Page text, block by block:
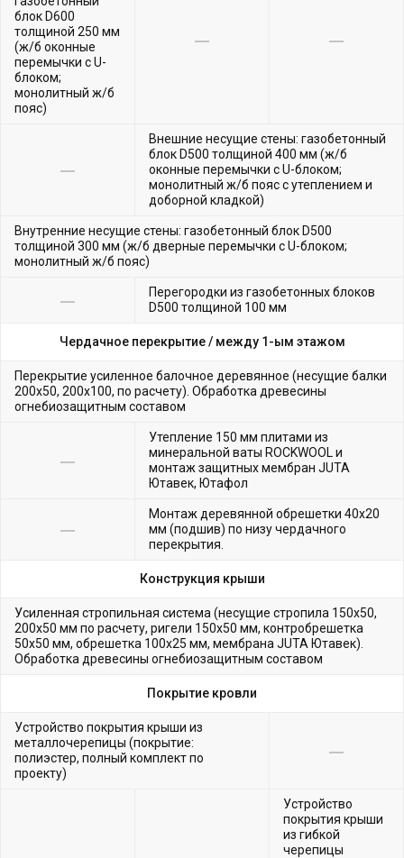
блок D600
толщиной 250 мм
(ж/б оконные
перемычки с U-
блоком;
монолитный ж/б
пояс)
Внешние несущие стены: газобетонный
блок D500 толщиной 400 мм (ж/б
оконные перемычки с U-блоком;
монолитный ж/б пояс с утеплением и
доборной кладкой)
Внутренние несущие стены: газобетонный блок D500
толщиной 300 мм (ж/б дверные перемычки с U-блоком;
монолитный ж/б пояс)
Перегородки из газобетонных блоков
D500 толщиной 100 мм
Чердачное перекрытие / между 1-ым этажом
Перекрытие усиленное балочное деревянное (несущие балки
200х50, 200х100, по расчету). Обработка древесины
огнебиозащитным составом
Утепление 150 мм плитами из
минеральной ваты ROCKWOOL и
монтаж защитных мембран JUTA
Ютавек, Ютафол
Монтаж деревянной обрешетки 40х20
мм (подшив) по низу чердачного
перекрытия.
Конструкция крыши
Усиленная стропильная система (несущие стропила 150х50,
200х50 мм по расчету, ригели 150х50 мм, контробрешетка
50х50 мм, обрешетка 100х25 мм, мембрана JUTA Ютавек).
Обработка древесины огнебиозащитным составом
Покрытие кровли
Устройство покрытия крыши из
металлочерепицы (покрытие:
полиэстер, полный комплект по
проекту)
Устройство
покрытия крыши
из гибкой
черепицы